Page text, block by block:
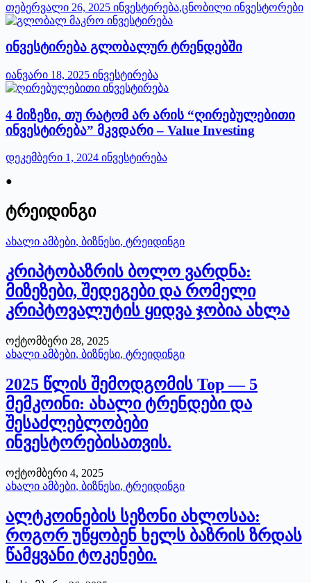
თებერვალი 26, 2025 ინვესტირება,ცნობილი ინვესტორები
ინვესტირება გლობალურ ტრენდებში
იანვარი 18, 2025 ინვესტირება
4 მიზეზი, თუ რატომ არ არის “ღირებულებითი
ინვესტირება” მკვდარი – Value Investing
დეკემბერი 1, 2024 ინვესტირება
●
ტრეიდინგი
ახალი ამბები, ბიზნესი, ტრეიდინგი
კრიპტობაზრის ბოლო ვარდნა:
მიზეზები, შედეგები და რომელი
კრიპტოვალუტის ყიდვა ჯობია ახლა
ოქტომბერი 28, 2025
ახალი ამბები, ბიზნესი, ტრეიდინგი
2025 წლის შემოდგომის Top — 5
მემკოინი: ახალი ტრენდები და
შესაძლებლობები
ინვესტორებისათვის.
ოქტომბერი 4, 2025
ახალი ამბები, ბიზნესი, ტრეიდინგი
ალტკოინების სეზონი ახლოსაა:
როგორ უწყობენ ხელს ბაზრის ზრდას
წამყვანი ტოკენები.